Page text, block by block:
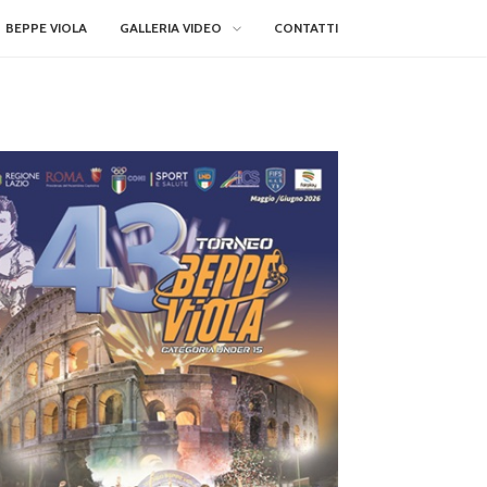
BEPPE VIOLA GALLERIA VIDEO CONTATTI